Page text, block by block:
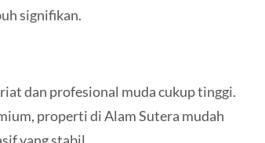
signifikan.
dan profesional muda cukup tinggi.
properti di Alam Sutera mudah